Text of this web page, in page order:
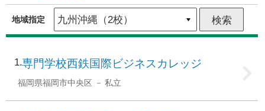
地域指定
1 専門学校西鉄国際ビジネスカレッジ
福岡県福岡市中央区 私立